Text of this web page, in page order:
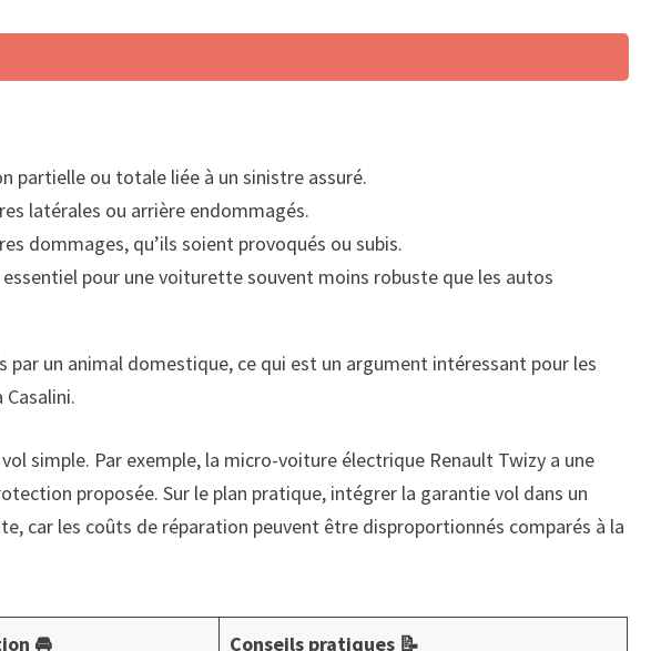
partielle ou totale liée à un sinistre assuré.
latérales ou arrière endommagés.
dommages, qu’ils soient provoqués ou subis.
pour une voiturette souvent moins robuste que les autos
par un animal domestique, ce qui est un argument intéressant pour les
simple. Par exemple, la micro-voiture électrique Renault Twizy a une
proposée. Sur le plan pratique, intégrer la garantie vol dans un
car les coûts de réparation peuvent être disproportionnés comparés à la
🚘 Conseils pratiques 📝